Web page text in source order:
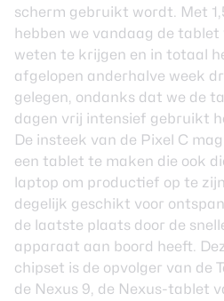
scherm gebruikt wordt. Met
hebben we vandaag de tablet
weten te krijgen en in totaal
afgelopen anderhalve week
gelegen, ondanks dat we de
dagen vrij intensief gebruikt
De insteek van de Pixel C
een tablet te maken die ook
laptop om productief op te
degelijk geschikt voor
de laatste plaats door de
apparaat aan boord heeft.
chipset is de opvolger van de
de Nexus 9, de Nexus-tablet